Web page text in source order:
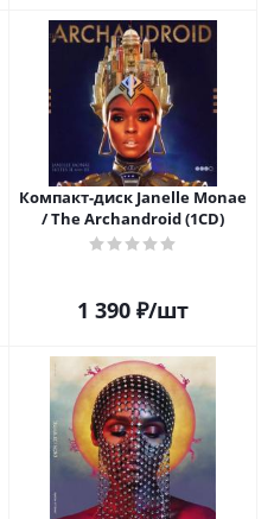
Компакт-диск Janelle Monae
/ The Archandroid (1CD)
1 390 ₽/шт